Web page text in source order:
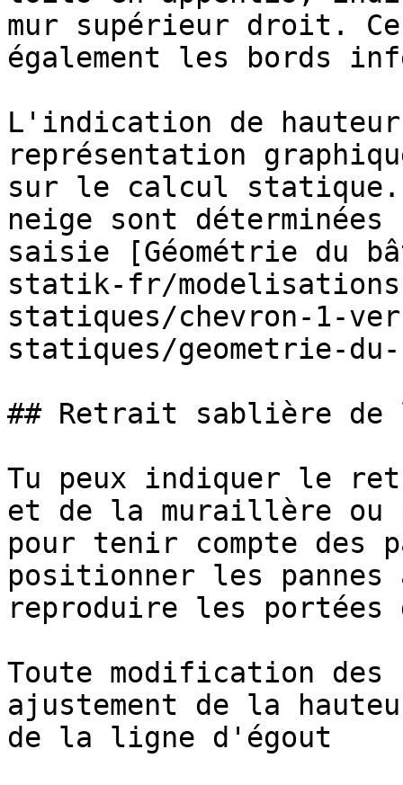
mur supérieur droit.
également les bords
L'indication de
représentation
sur le calcul statique.
neige sont
saisie [Géométrie du
statik-fr/
statiques/chevron-1-
statiques/geometrie-
## Retrait sablière
Tu peux indiquer le
et de la muraillère ou
pour tenir compte des
positionner les
reproduire les
Toute modification des
ajustement de la
de la ligne d'égout